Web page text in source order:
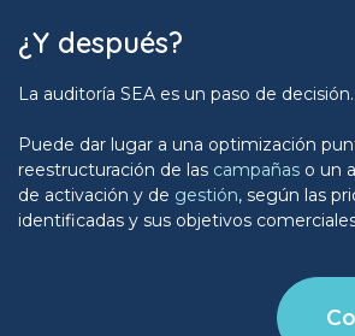
¿Y después?
La auditoría SEA es un paso de decisión.
Puede dar lugar a una optimización
reestructuración de las campañas o un
de activación y de gestión, según las
identificadas y sus objetivos